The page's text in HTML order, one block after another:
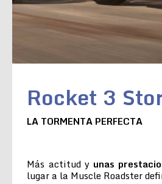
Rocket 3
LA TORMENTA PERFECTA
Más actitud y unas
lugar a la Muscle Roadster